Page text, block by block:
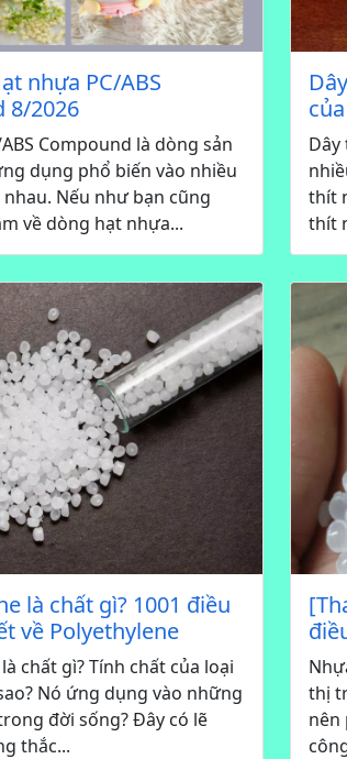
nhựa PC/ABS
8/2026
Compound là dòng sản
dụng phổ biến vào nhiều
Nếu như bạn cũng
về dòng hạt nhựa...
thít
thít
là chất gì? 1001 điều
về Polyethylene
chất gì? Tính chất của loại
Nó ứng dụng vào những
đời sống? Đây có lẽ
thắc...
thị
nên